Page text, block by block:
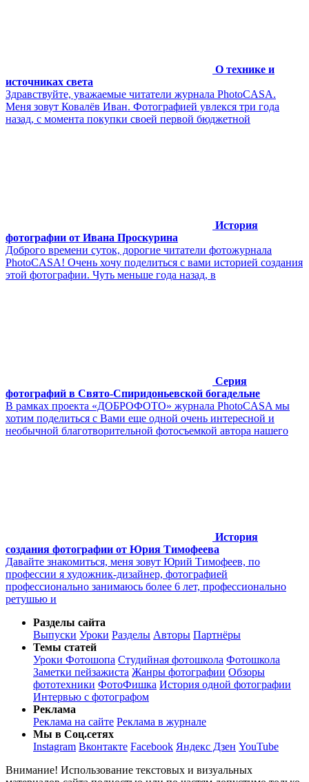
О технике и
источниках света
Здравствуйте, уважаемые читатели журнала PhotoCASA.
Меня зовут Ковалёв Иван. Фотографией увлекся три года
назад, с момента покупки своей первой бюджетной
История
фотографии от Ивана Проскурина
Доброго времени суток, дорогие читатели фотожурнала
PhotoCASA! Очень хочу поделиться с вами историей создания
этой фотографии. Чуть меньше года назад, в
Серия
фотографий в Свято-Спиридоньевской богадельне
В рамках проекта «ДОБРОФОТО» журнала PhotoCASA мы
хотим поделиться с Вами еще одной очень интересной и
необычной благотворительной фотосъемкой автора нашего
История
создания фотографии от Юрия Тимофеева
Давайте знакомиться, меня зовут Юрий Тимофеев, по
профессии я художник-дизайнер, фотографией
профессионально занимаюсь более 6 лет, профессионально
ретушью и
Разделы сайта
Выпуски Уроки Разделы Авторы Партнёры
Темы статей
Уроки Фотошопа Студийная фотошкола Фотошкола
Заметки пейзажиста Жанры фотографии Обзоры
фототехники ФотоФишка История одной фотографии
Интервью с фотографом
Реклама
Реклама на сайте Реклама в журнале
Мы в Соц.сетях
Instagram Вконтакте Facebook Яндекс Дзен YouTube
Внимание! Использование текстовых и визуальных